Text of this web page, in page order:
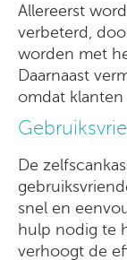
Allereerst
verbeterd,
worden met
Daarnaast
omdat
De
snel en
hulp nodig te
verhoogt de